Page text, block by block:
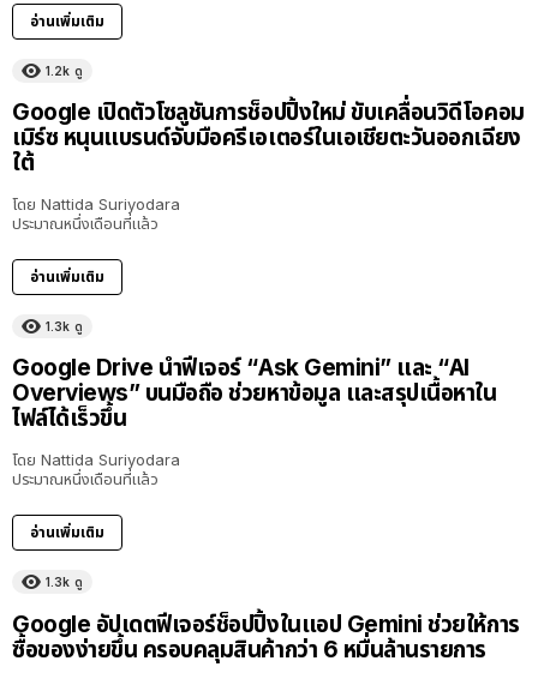
อ่านเพิ่มเติม
1.2k ดู
Google เปิดตัวโซลูชันการช็อปปิ้งใหม่ ขับเคลื่อนวิดีโอคอม
เมิร์ซ หนุนแบรนด์จับมือครีเอเตอร์ในเอเชียตะวันออกเฉียง
ใต้
โดย Nattida Suriyodara
ประมาณหนึ่งเดือนที่แล้ว
อ่านเพิ่มเติม
1.3k ดู
Google Drive นำฟีเจอร์ “Ask Gemini” และ “AI
Overviews” บนมือถือ ช่วยหาข้อมูล และสรุปเนื้อหาใน
ไฟล์ได้เร็วขึ้น
โดย Nattida Suriyodara
ประมาณหนึ่งเดือนที่แล้ว
อ่านเพิ่มเติม
1.3k ดู
Google อัปเดตฟีเจอร์ช็อปปิ้งในแอป Gemini ช่วยให้การ
ซื้อของง่ายขึ้น ครอบคลุมสินค้ากว่า 6 หมื่นล้านรายการ